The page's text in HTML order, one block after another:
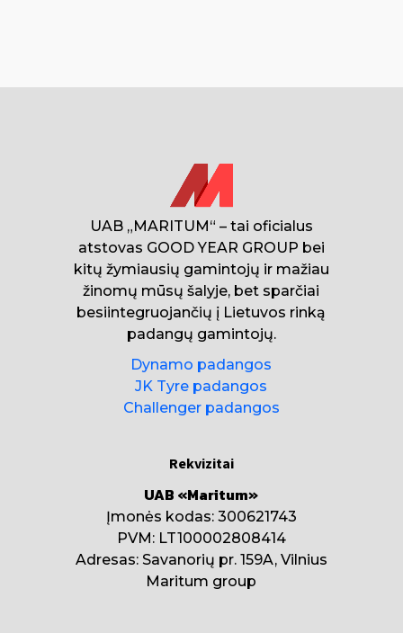
UAB „MARITUM“ – tai oficialus
atstovas GOOD YEAR GROUP bei
kitų žymiausių gamintojų ir mažiau
žinomų mūsų šalyje, bet sparčiai
besiintegruojančių į Lietuvos rinką
padangų gamintojų.
Dynamo padangos
JK Tyre padangos
Challenger padangos
Rekvizitai
UAB «Maritum»
Įmonės kodas: 300621743
PVM: LT100002808414
Adresas: Savanorių pr. 159A, Vilnius
Maritum group